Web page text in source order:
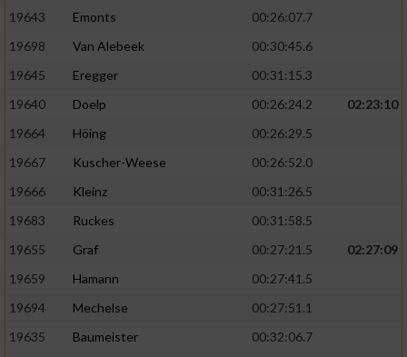
19643
Emonts
00:26:07.7
19698
Van Alebeek
00:30:45.6
19645
Eregger
00:31:15.3
19640
Doelp 00:26:24.2
02:23:10
19664
Höing
00:26:29.5
19667
Kuscher-Weese
00:26:52.0
19666
Kleinz
00:31:26.5
19683
Ruckes
00:31:58.5
19655
Graf 00:27:21.5
02:27:09
19659
Hamann
00:27:41.5
19694
Mechelse
00:27:51.1
19635
Baumeister
00:32:06.7